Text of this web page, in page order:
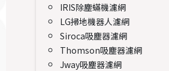
IRIS除塵蟎機濾網
LG掃地機器人濾網
Siroca吸塵器濾網
Thomson吸塵器濾網
Jway吸塵器濾網